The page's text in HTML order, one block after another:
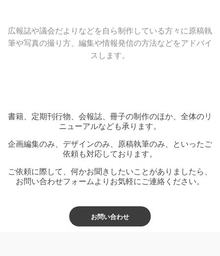
広報誌や議会だよりなどを自ら制作している方々に原稿執
筆や写真の撮り方、編集や情報発信の方法などをアドバイ
スします。
書籍、定期刊行物、会報誌、冊子の制作のほか、全体のリ
ニューアルなども承ります。
企画編集のみ、デザインのみ、原稿執筆のみ、といったご
依頼も対応しております。
ご依頼に際して、何かお聞きしたいことがありましたら、
お問い合わせフォームよりお気軽にご連絡ください。
お問い合わせ